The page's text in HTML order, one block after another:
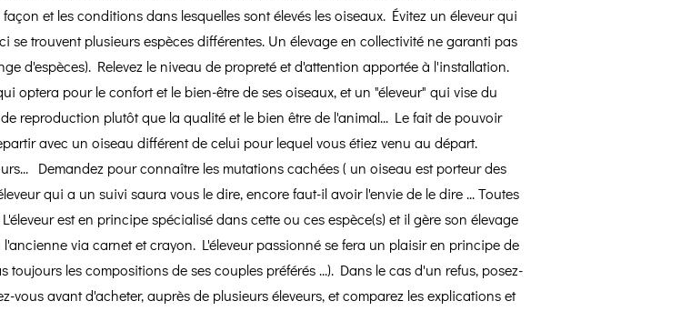
et les conditions dans lesquelles sont élevés les oiseaux. Évitez un éleveur qui
se trouvent plusieurs espèces différentes. Un élevage en collectivité ne garanti pas
d'espèces). Relevez le niveau de propreté et d'attention apportée à l'installation.
optera pour le confort et le bien-être de ses oiseaux, et un "éleveur" qui vise du
reproduction plutôt que la qualité et le bien être de l'animal... Le fait de pouvoir
avec un oiseau différent de celui pour lequel vous étiez venu au départ.
Demandez pour connaître les mutations cachées ( un oiseau est porteur des
qui a un suivi saura vous le dire, encore faut-il avoir l'envie de le dire ... Toutes
est en principe spécialisé dans cette ou ces espèce(s) et il gère son élevage
via carnet et crayon. L'éleveur passionné se fera un plaisir en principe de
toujours les compositions de ses couples préférés ...). Dans le cas d'un refus, posez-
vous avant d'acheter, auprès de plusieurs éleveurs, et comparez les explications et